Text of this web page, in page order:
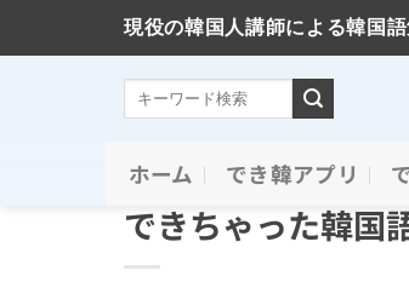
現役の韓国人講師による韓国
ホーム でき韓アプリ
お知らせ
できちゃった韓国